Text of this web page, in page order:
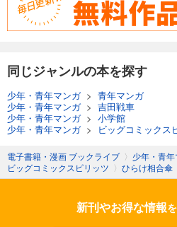
同じジャンルの本を探す
少年・青年マンガ> 青年マンガ
少年・青年マンガ> 吉田戦車
少年・青年マンガ> 小学館
少年・青年マンガ> ビッグコミックス
電子書籍・漫画 ブックライブ 〉 少年・青
ビッグコミックスピリッツ 〉 ひらけ相合傘
新刊やお得な情報